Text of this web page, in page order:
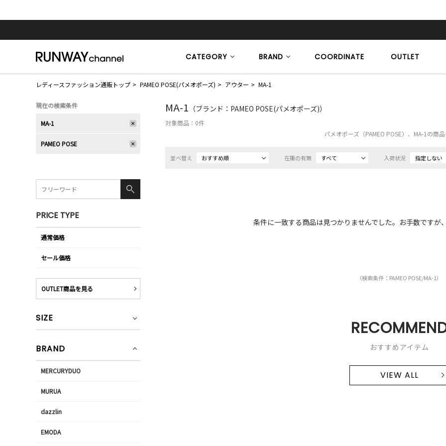
CATEGORY BRAND COORDINATE OUTLET
レディースファッション通販トップ PAMEO POSE(パメオポーズ) アウター MA-1
MA-1 （ブランド：PAMEO POSE(パメオポーズ)）
対象商品： 0件
パメオポーズ（PAMEO POSE）、MA-1の商
並べ替え おすすめ順 在庫の有無 すべて 入荷状況 指定しない
条件に一致する商品は見つかりませんでした。お手数ですが
（検索条件：PAMEO POSE/MA-1）
おすすめアイテム
VIEW ALL
現在の検索条件
MA-1
PAMEO POSE
PRICE TYPE
通常価格
セール価格
OUTLET商品を見る
SIZE
BRAND
MERCURYDUO
MURUA
dazzlin
EMODA